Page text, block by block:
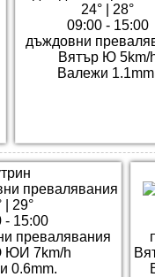
24°
28°
09:00 - 15:00
дъждовни
Вятър Ю 5km/
Валежи
29°
- 15:00
превалявания
ЮИ 7km/h
0.6mm.